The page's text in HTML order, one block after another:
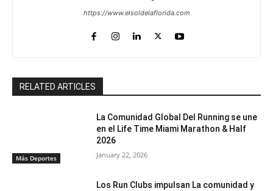
https://www.elsoldelaflorida.com
RELATED ARTICLES
Más Deportes
La Comunidad Global Del Running se une
en el Life Time Miami Marathon & Half
2026
January 22, 2026
Los Run Clubs impulsan La comunidad y